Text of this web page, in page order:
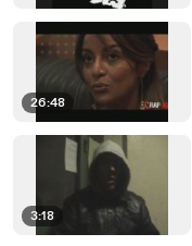
26:48
3:18